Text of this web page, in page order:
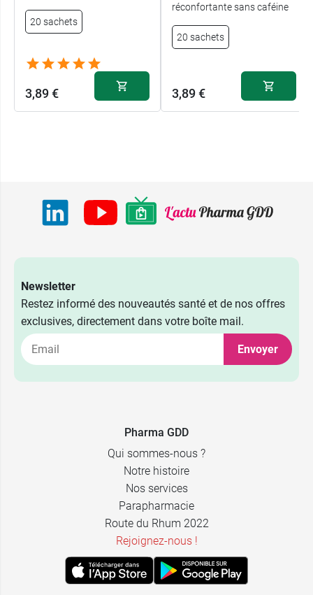
20 sachets
3,89 €
réconfortante sans caféine
20 sachets
3,89 €
Newsletter
Restez informé des nouveautés santé et de nos offres
exclusives, directement dans votre boîte mail.
Envoyer
Pharma GDD
Qui sommes-nous ?
Notre histoire
Nos services
Parapharmacie
Route du Rhum 2022
Rejoignez-nous !